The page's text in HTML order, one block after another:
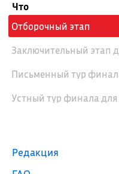
Что
Отборочный этап
Заключительный этап
Письменный тур
Устный тур финала для
Редакция